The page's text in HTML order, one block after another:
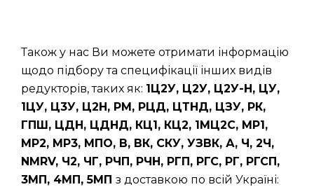
Також у нас Ви можете отримати інформацію
щодо підбору та специфікації інших видів
редукторів, таких як: 1Ц2У, Ц2У, Ц2У-Н, ЦУ,
1ЦУ, Ц3У, Ц2Н, РМ, РЦД, ЦТНД, ЦЗУ, РК,
ГПШ, ЦДН, ЦДНД, КЦ1, КЦ2, 1МЦ2С, МР1,
МР2, МР3, МПО, В, ВК, СКУ, УЗВК, А, Ч, 2Ч,
NMRV, Ч2, ЧГ, РЧП, РЧН, РГП, РГС, РГ, РГСП,
3МП, 4МП, 5МП з доставкою по всій Україні: